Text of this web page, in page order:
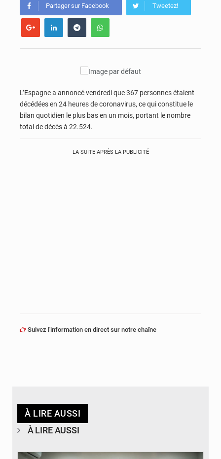
Partager sur Facebook Tweetez!
L’Espagne a annoncé vendredi que 367 personnes étaient
décédées en 24 heures de coronavirus, ce qui constitue le
bilan quotidien le plus bas en un mois, portant le nombre
total de décès à 22.524.
LA SUITE APRÈS LA PUBLICITÉ
Suivez l'information en direct sur notre chaîne
À LIRE AUSSI
À LIRE AUSSI